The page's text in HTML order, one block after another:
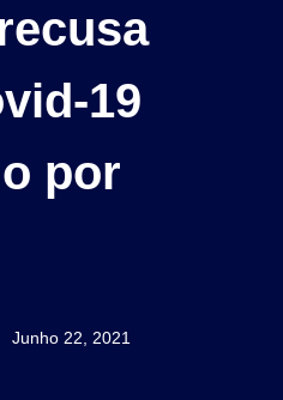
19
por
Junho 22, 2021